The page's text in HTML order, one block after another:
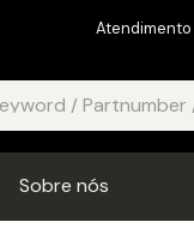
Sobre nós